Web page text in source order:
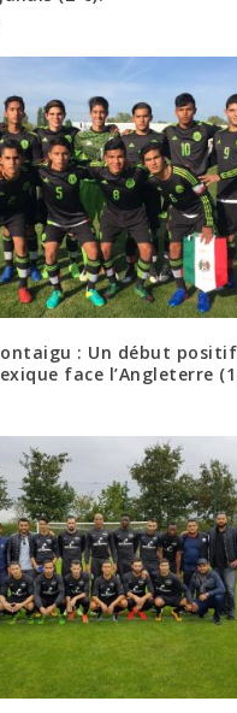
: Un début
face l’Angleterre